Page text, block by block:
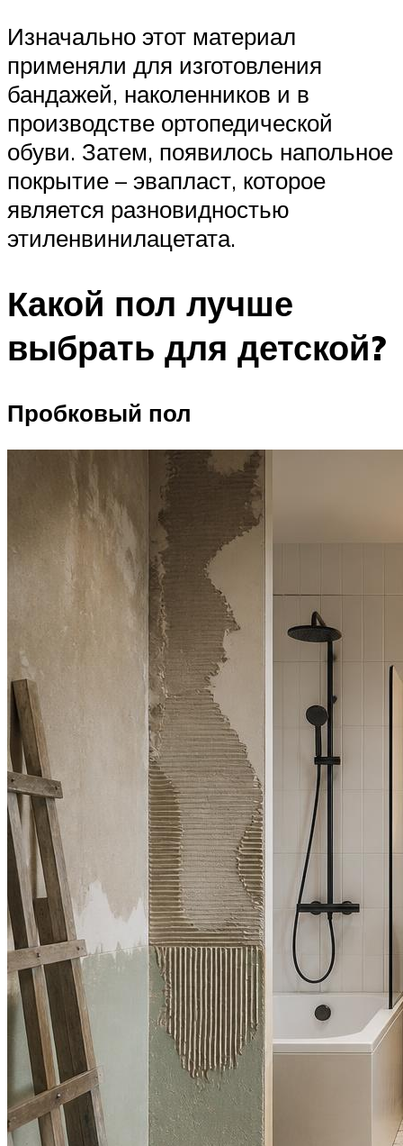
Изначально этот материал
применяли для изготовления
бандажей, наколенников и в
производстве ортопедической
обуви. Затем, появилось напольное
покрытие – эвапласт, которое
является разновидностью
этиленвинилацетата.
Какой пол лучше
выбрать для детской?
Пробковый пол